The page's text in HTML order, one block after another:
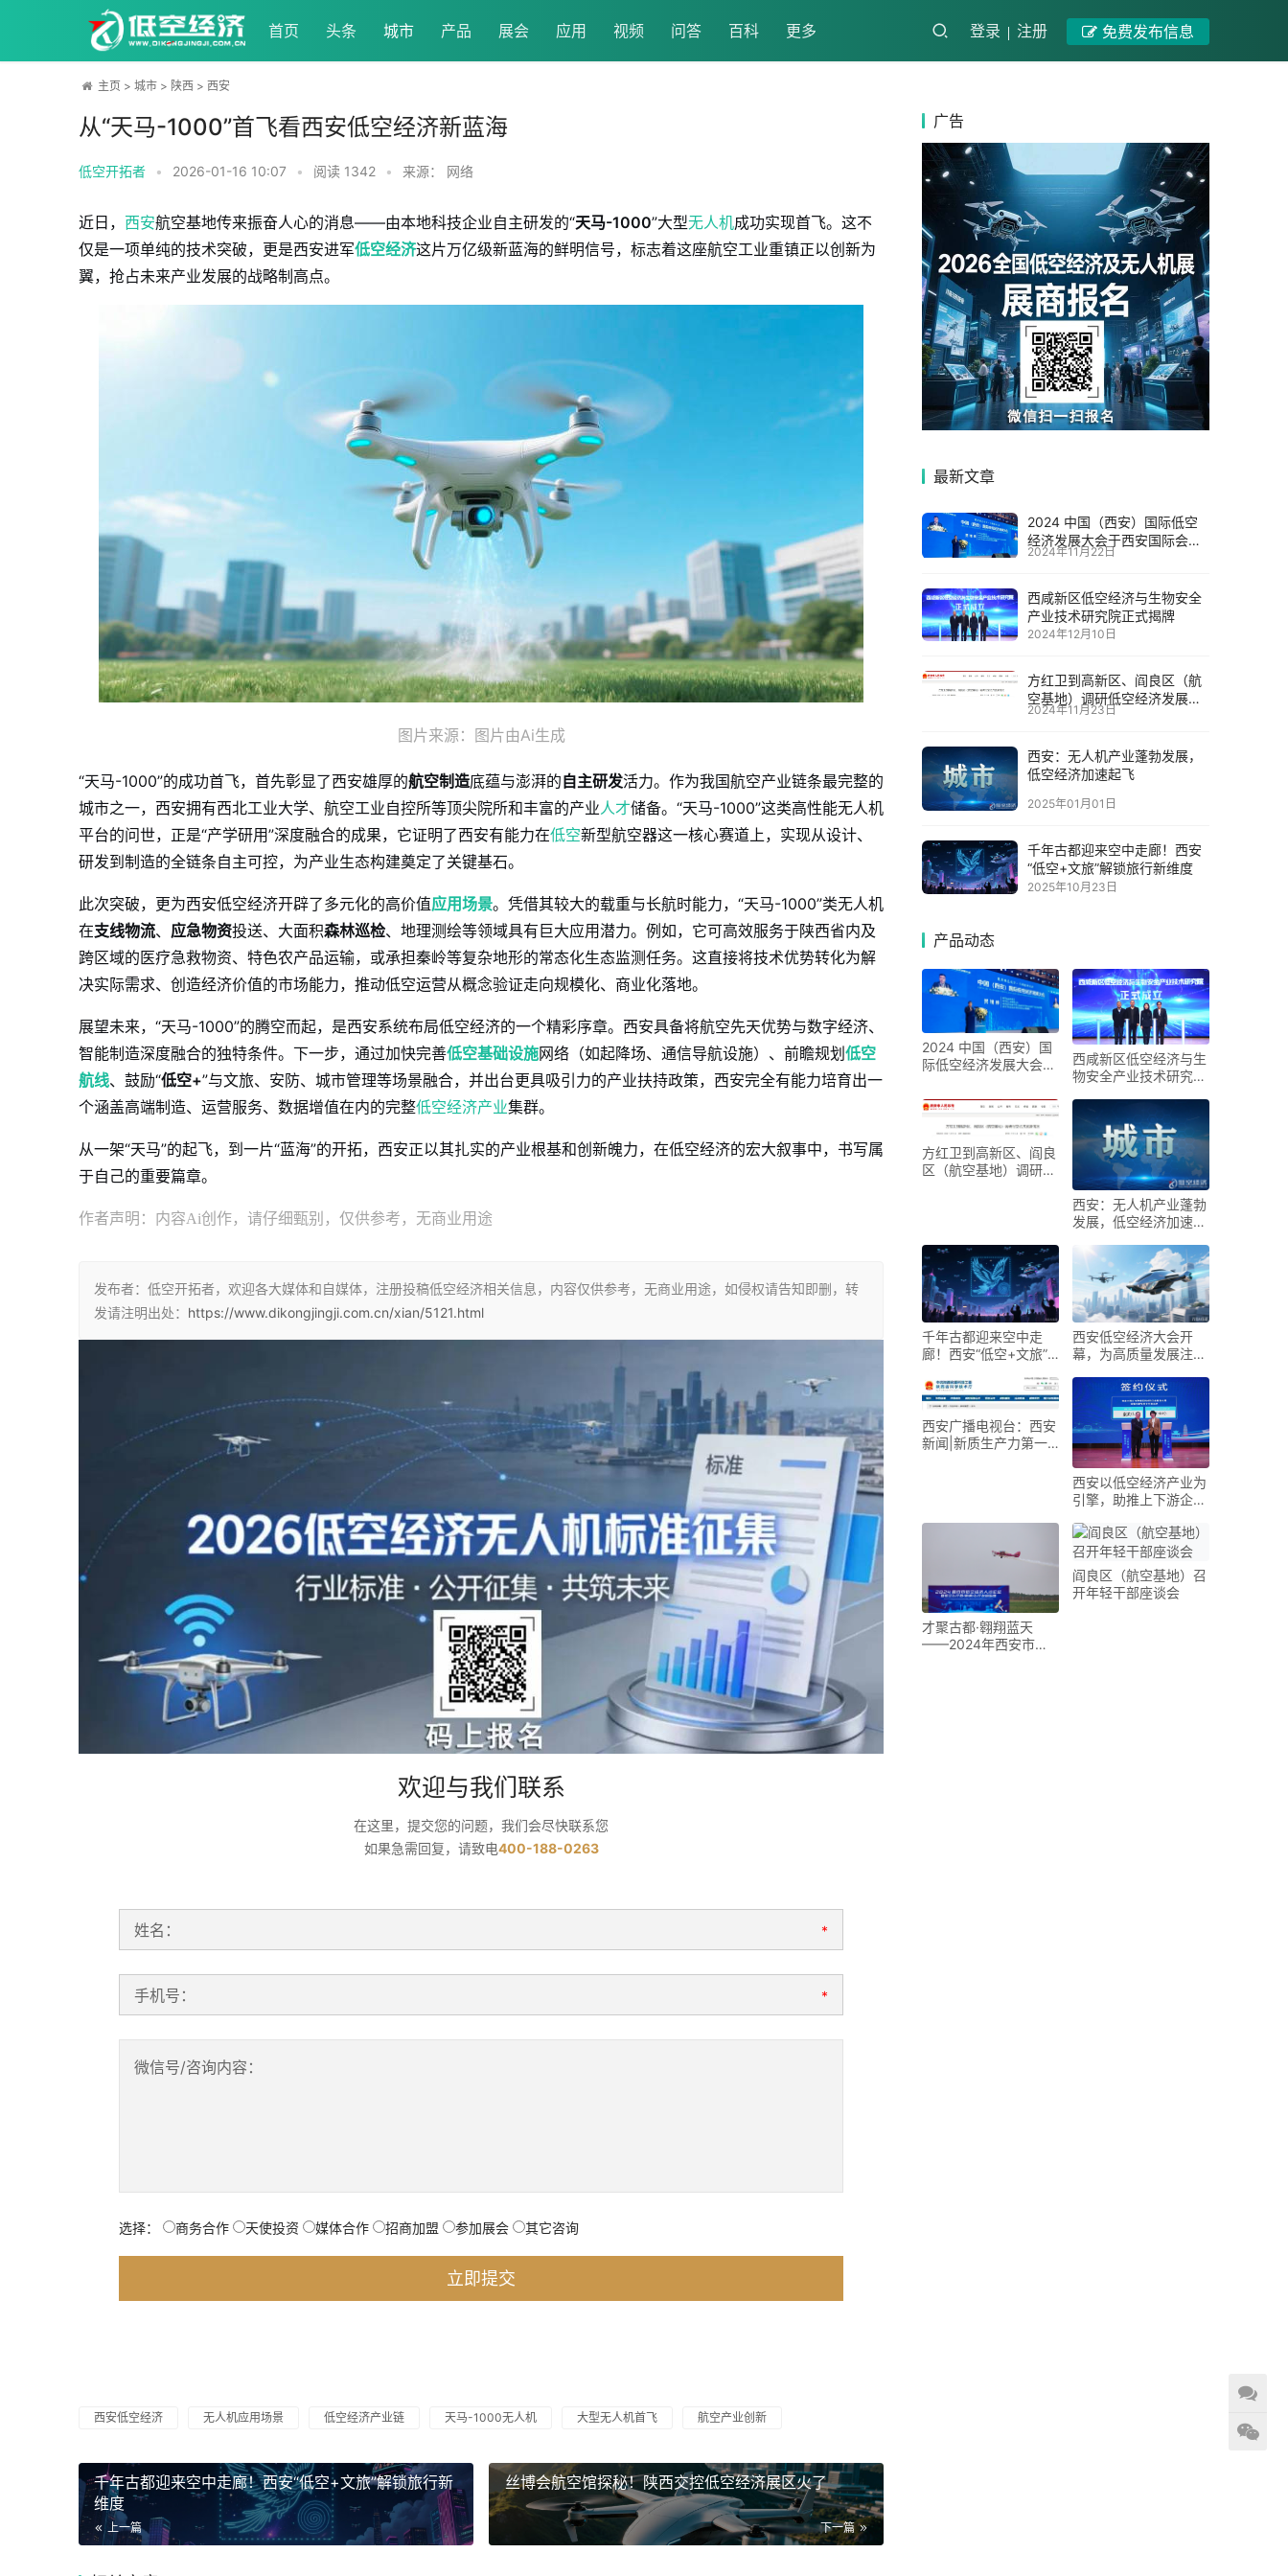
首页 头条 城市 产品 展会 应用 视频 问答 百科 更多 登录 注册 免费发布信息
主页 > 城市 > 陕西 > 西安
从“天马-1000”首飞看西安低空经济新蓝海
低空开拓者 • 2026-01-16 10:07 • 阅读 1342 • 来源： 网络
近日， 西安航空基地传来振奋人心的消息——由本地科技企业自主研发的“天马-1000”大型无人机成功实现首飞。这不
仅是一项单纯的技术突破，更是西安进军低空经济这片万亿级新蓝海的鲜明信号，标志着这座航空工业重镇正以创新为
翼，抢占未来产业发展的战略制高点。
图片来源：图片由Ai生成
“天马-1000”的成功首飞，首先彰显了西安雄厚的航空制造底蕴与澎湃的自主研发活力。作为我国航空产业链条最完整的
城市之一，西安拥有西北工业大学、航空工业自控所等顶尖院所和丰富的产业人才储备。“天马-1000”这类高性能无人机
平台的问世，正是“产学研用”深度融合的成果，它证明了西安有能力在低空新型航空器这一核心赛道上，实现从设计、
研发到制造的全链条自主可控，为产业生态构建奠定了关键基石。
此次突破，更为西安低空经济开辟了多元化的高价值应用场景。凭借其较大的载重与长航时能力，“天马-1000”类无人机
在支线物流、 应急物资投送、大面积森林巡检、地理测绘等领域具有巨大应用潜力。例如，它可高效服务于陕西省内及
跨区域的医疗急救物资、特色农产品运输，或承担秦岭等复杂地形的常态化生态监测任务。这直接将技术优势转化为解
决实际需求、创造经济价值的市场能力，推动低空运营从概念验证走向规模化、商业化落地。
展望未来，“天马-1000”的腾空而起，是西安系统布局低空经济的一个精彩序章。西安具备将航空先天优势与数字经济、
智能制造深度融合的独特条件。下一步，通过加快完善低空基础设施网络（如起降场、通信导航设施）、前瞻规划 低空
航线、鼓励“低空+”与文旅、安防、城市管理等场景融合，并出台更具吸引力的产业扶持政策，西安完全有能力培育出一
个涵盖高端制造、运营服务、数据增值在内的完整低空经济产业集群。
从一架“天马”的起飞，到一片“蓝海”的开拓，西安正以其扎实的产业根基和创新魄力，在低空经济的宏大叙事中，书写属
于自己的重要篇章。
作者声明：内容Ai创作，请仔细甄别，仅供参考，无商业用途
发布者：低空开拓者，欢迎各大媒体和自媒体，注册投稿低空经济相关信息，内容仅供参考，无商业用途，如侵权请告知即删，转
发请注明出处： https://www.dikongjingji.com.cn/xian/5121.html
欢迎与我们联系
在这里，提交您的问题，我们会尽快联系您
如果急需回复，请致电400-188-0263
姓名： *
手机号： *
微信号/咨询内容：
选择： 商务合作 天使投资 媒体合作 招商加盟 参加展会 其它咨询
西安低空经济 无人机应用场景 低空经济产业链 天马-1000无人机 大型无人机首飞 航空产业创新
千年古都迎来空中走廊！西安“低空+文旅”解锁旅行新
维度
上一篇
丝博会航空馆探秘！陕西交控低空经济展区火了
下一篇
广告
最新文章
2024 中国（西安）国际低空
经济发展大会于西安国际会展
中心盛大启幕
2024年11月22日
西咸新区低空经济与生物安全
产业技术研究院正式揭牌
2024年12月10日
方红卫到高新区、阎良区（航
空基地）调研低空经济发展情
况
2024年11月23日
西安：无人机产业蓬勃发展，
低空经济加速起飞
2025年01月01日
千年古都迎来空中走廊！西安
“低空+文旅”解锁旅行新维度
2025年10月23日
产品动态
2024 中国（西安）国
际低空经济发展大会于
启幕
西咸新区低空经济与生
物安全产业技术研究院
方红卫到高新区、阎良
区（航空基地）调研低
西安：无人机产业蓬勃
发展，低空经济加速起
千年古都迎来空中走
廊！西安“低空+文旅”
西安低空经济大会开
幕，为高质量发展注入
西安广播电视台：西安
新闻|新质生产力第一
西安以低空经济产业为
引擎，助推上下游企业
才聚古都·翱翔蓝天
——2024年西安市低
阎良区（航空基地）召
开年轻干部座谈会